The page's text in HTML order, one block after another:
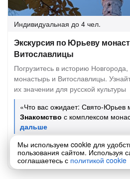
Индивидуальная до 4 чел.
Экскурсия по Юрьеву
Витославлицы
Погрузитесь в историю
монастырь и Витославлицы.
их значении для русской культуры
«Что вас ожидает: Свято-Юрьев
Знакомство с комплексом
Расписание:Ежедневно с 10:00 до
9045 ₽ 13 500 ₽за всё до 4 чел.
Мы используем cookie для
пользования сайтом. Используя
соглашаетесь с политикой cookie